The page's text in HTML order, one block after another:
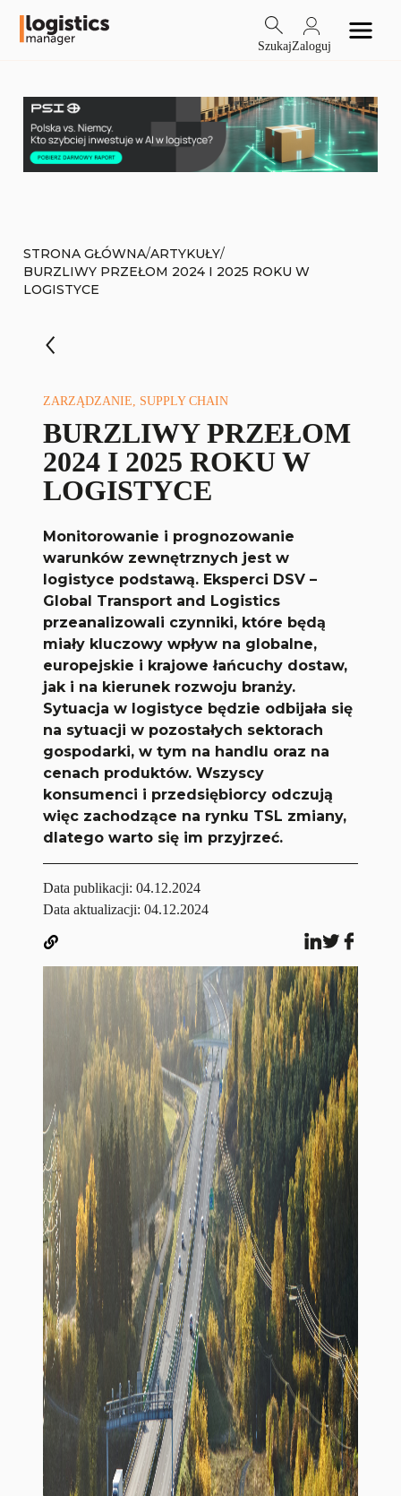
SzukajZaloguj
STRONA GŁÓWNA/ARTYKUŁY/
BURZLIWY PRZEŁOM 2024 I 2025 ROKU W
LOGISTYCE
ZARZĄDZANIE, SUPPLY CHAIN
BURZLIWY PRZEŁOM
2024 I 2025 ROKU W
LOGISTYCE
Monitorowanie i prognozowanie
warunków zewnętrznych jest w
logistyce podstawą. Eksperci DSV –
Global Transport and Logistics
przeanalizowali czynniki, które będą
miały kluczowy wpływ na globalne,
europejskie i krajowe łańcuchy dostaw,
jak i na kierunek rozwoju branży.
Sytuacja w logistyce będzie odbijała się
na sytuacji w pozostałych sektorach
gospodarki, w tym na handlu oraz na
cenach produktów. Wszyscy
konsumenci i przedsiębiorcy odczują
więc zachodzące na rynku TSL zmiany,
dlatego warto się im przyjrzeć.
Data publikacji:04.12.2024
Data aktualizacji: 04.12.2024